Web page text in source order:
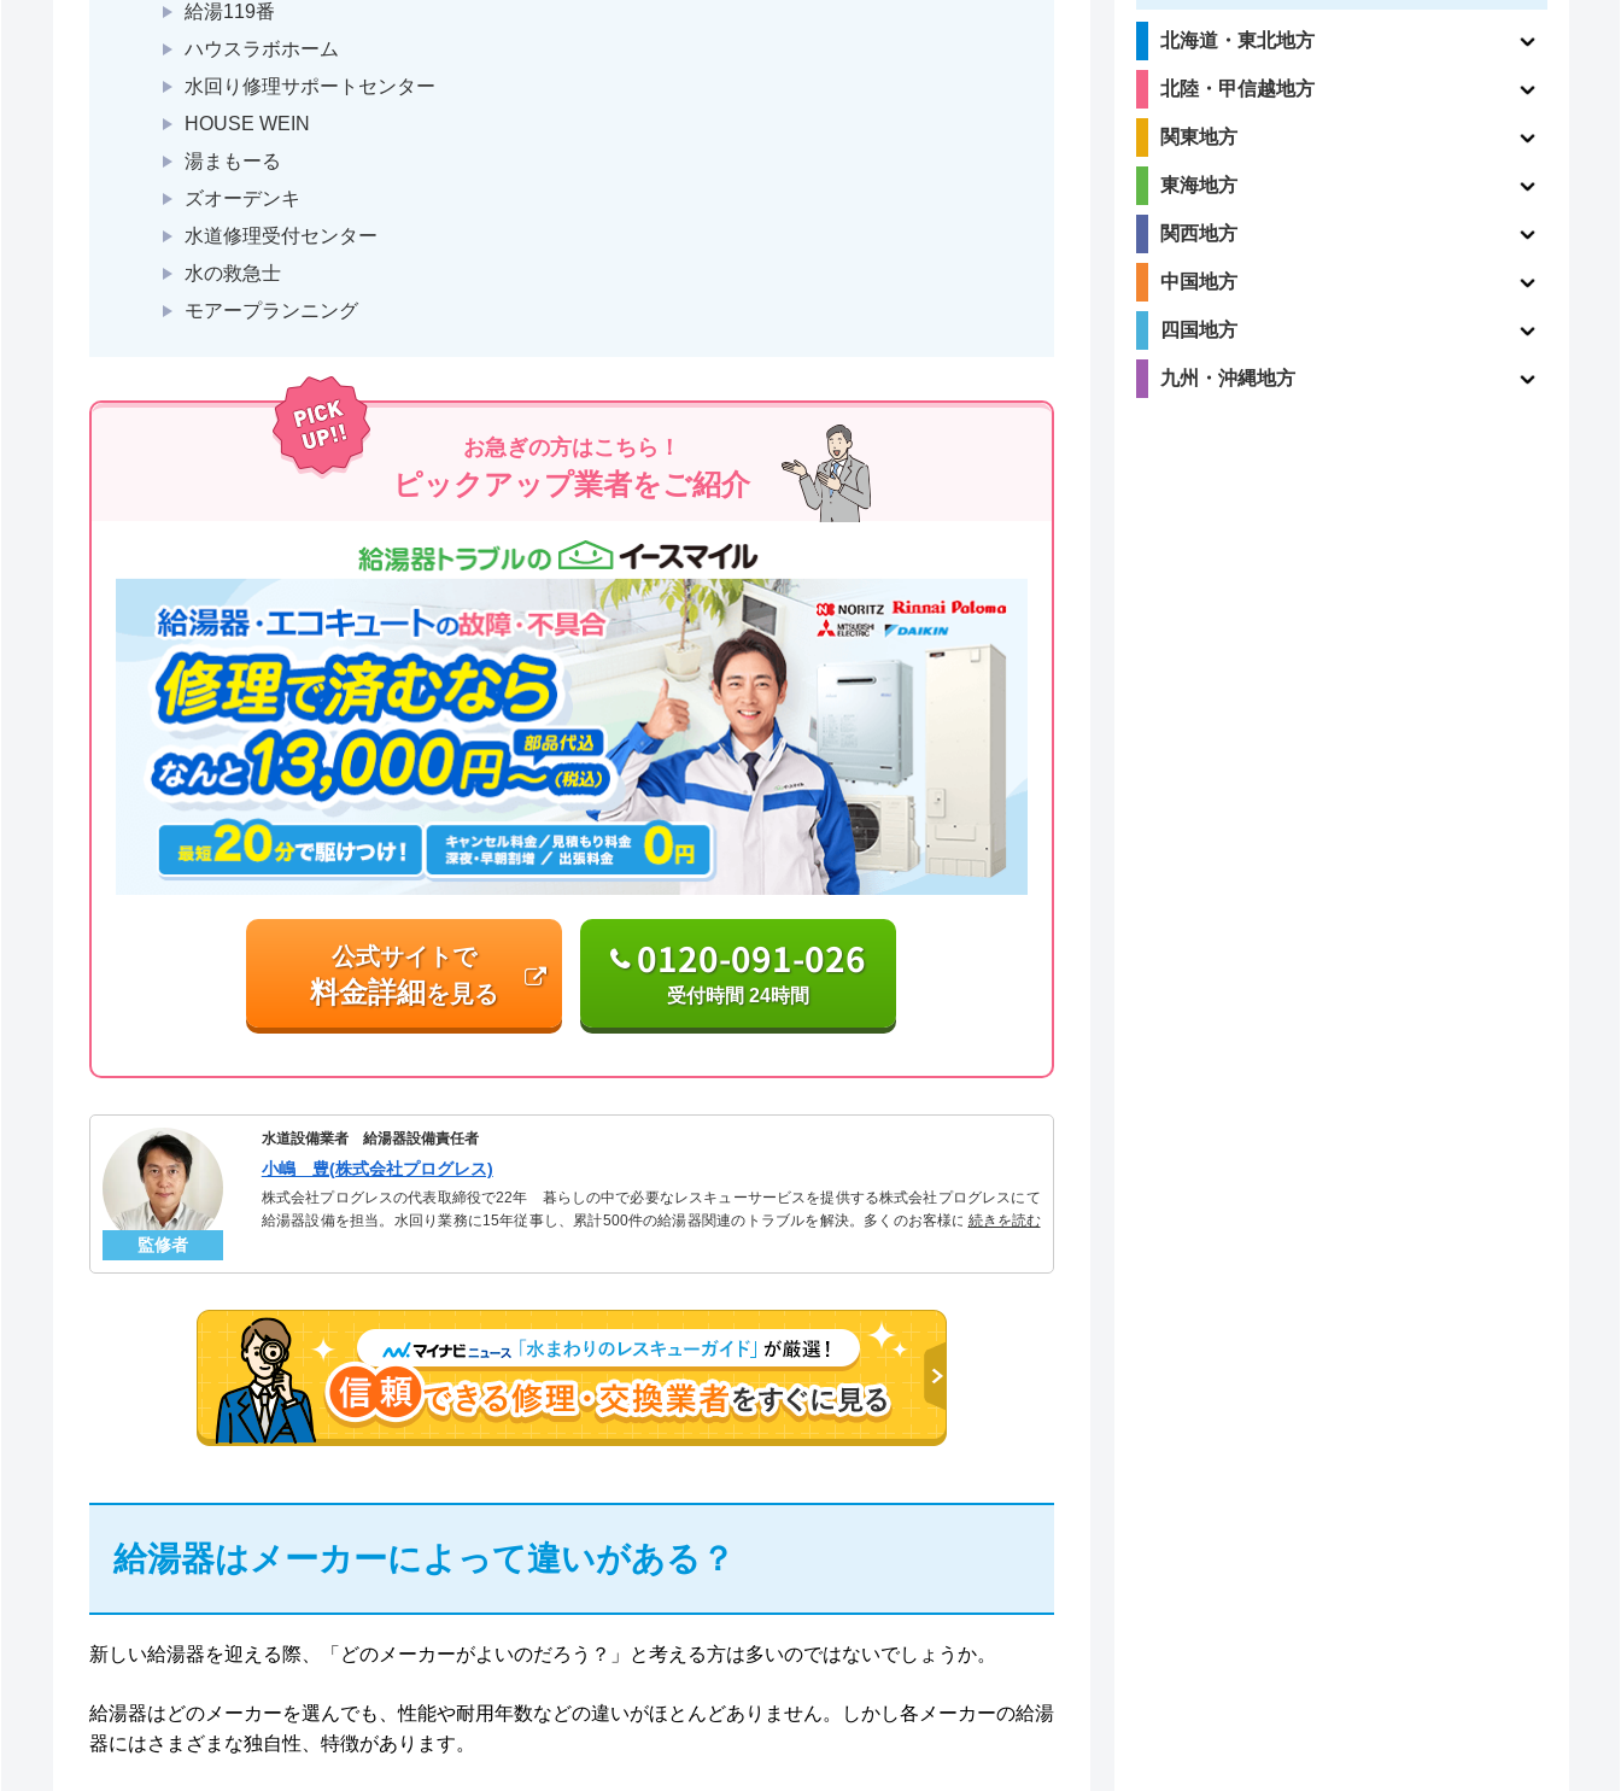
給湯119番
ハウスラボホーム
水回り修理サポートセンター
HOUSE WEIN
湯まもーる
ズオーデンキ
水道修理受付センター
水の救急士
モアープランニング
お急ぎの方はこちら！
ピックアップ業者をご紹介
公式サイトで
料金詳細を見る
0120-091-026
受付時間 24時間
監修者
水道設備業者 給湯器設備責任者
小嶋 豊(株式会社プログレス)
株式会社プログレスの代表取締役で22年 暮らしの中で必要なレスキューサービスを提供する株式会社プログレスにて
給湯器設備を担当。水回り業務に15年従事し、累計500件の給湯器関連のトラブルを解決。多くのお客様に信頼される
続きを読む
給湯器はメーカーによって違いがある？
新しい給湯器を迎える際、「どのメーカーがよいのだろう？」と考える方は多いのではないでしょうか。
給湯器はどのメーカーを選んでも、性能や耐用年数などの違いがほとんどありません。しかし各メーカーの給湯
器にはさまざまな独自性、特徴があります。
北海道・東北地方
北陸・甲信越地方
関東地方
東海地方
関西地方
中国地方
四国地方
九州・沖縄地方